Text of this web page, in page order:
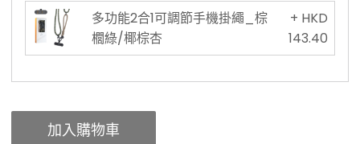
多功能2合1可調節手機掛繩_棕
櫚綠/椰棕杏
+ HKD
143.40
加入購物車